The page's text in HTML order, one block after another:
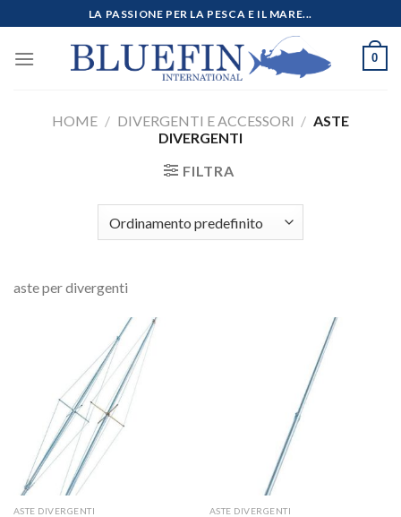
ai
contenuti
LA PASSIONE PER LA PESCA E IL MARE...
0
HOME / DIVERGENTI E ACCESSORI / ASTE
DIVERGENTI
FILTRA
aste per divergenti
ASTE DIVERGENTI ASTE DIVERGENTI